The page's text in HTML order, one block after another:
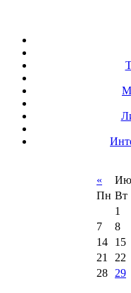
«
Пн Вт
1
7
8
14
15
21
22
28
29